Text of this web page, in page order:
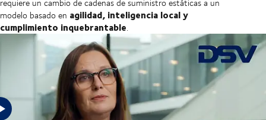
requiere un cambio de cadenas de suministro estáticas a un
modelo basado en agilidad, inteligencia local y
cumplimiento inquebrantable.